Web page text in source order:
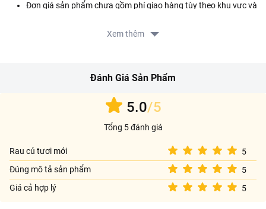
Đơn giá sản phẩm chưa gồm phí giao hàng tùy theo khu vực và
Chính sách bảo hành sản phẩm tại:
Xem thêm
Đánh Giá Sản Phẩm
5.0/5
Tổng 5 đánh giá
Rau củ tươi mới
5
Đúng mô tả sản phẩm
5
Giá cả hợp lý
5